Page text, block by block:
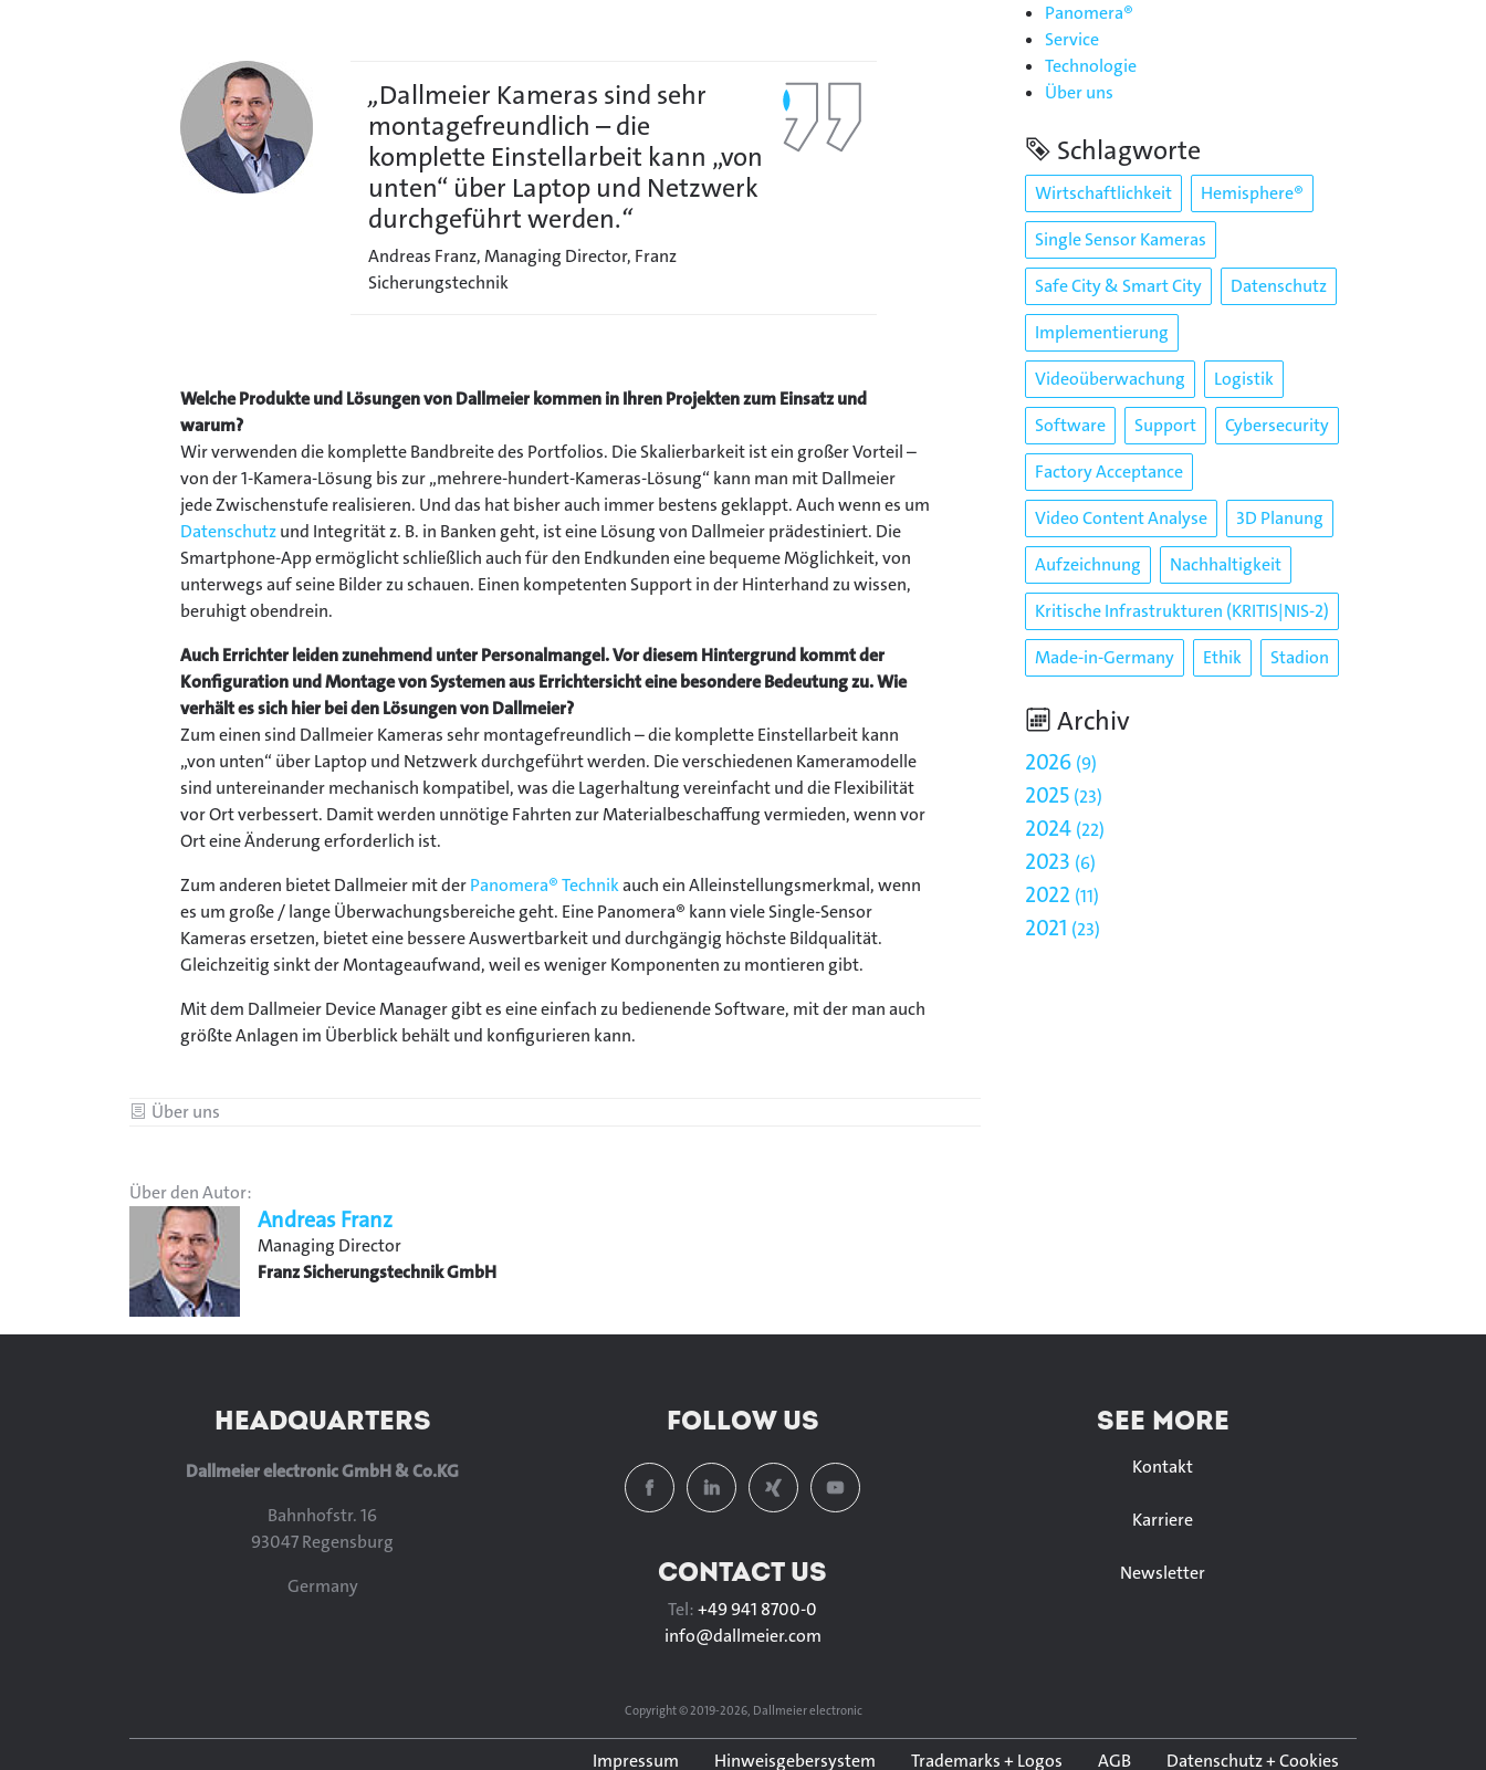
„Dallmeier Kameras sind sehr
montagefreundlich – die
komplette Einstellarbeit kann „von
unten“ über Laptop und Netzwerk
durchgeführt werden.“
Andreas Franz, Managing Director, Franz
Sicherungstechnik
Welche Produkte und Lösungen von Dallmeier kommen in Ihren Projekten zum Einsatz und
warum?
Wir verwenden die komplette Bandbreite des Portfolios. Die Skalierbarkeit ist ein großer Vorteil –
von der 1-Kamera-Lösung bis zur „mehrere-hundert-Kameras-Lösung“ kann man mit Dallmeier
jede Zwischenstufe realisieren. Und das hat bisher auch immer bestens geklappt. Auch wenn es um
Datenschutzund Integrität z. B. in Banken geht, ist eine Lösung von Dallmeier prädestiniert. Die
Smartphone-App ermöglicht schließlich auch für den Endkunden eine bequeme Möglichkeit, von
unterwegs auf seine Bilder zu schauen. Einen kompetenten Support in der Hinterhand zu wissen,
beruhigt obendrein.
Auch Errichter leiden zunehmend unter Personalmangel. Vor diesem Hintergrund kommt der
Konfiguration und Montage von Systemen aus Errichtersicht eine besondere Bedeutung zu. Wie
verhält es sich hier bei den Lösungen von Dallmeier?
Zum einen sind Dallmeier Kameras sehr montagefreundlich – die komplette Einstellarbeit kann
„von unten“ über Laptop und Netzwerk durchgeführt werden. Die verschiedenen Kameramodelle
sind untereinander mechanisch kompatibel, was die Lagerhaltung vereinfacht und die Flexibilität
vor Ort verbessert. Damit werden unnötige Fahrten zur Materialbeschaffung vermieden, wenn vor
Ort eine Änderung erforderlich ist.
Zum anderen bietet Dallmeier mit derPanomera® Technikauch ein Alleinstellungsmerkmal, wenn
es um große / lange Überwachungsbereiche geht. Eine Panomera® kann viele Single-Sensor
Kameras ersetzen, bietet eine bessere Auswertbarkeit und durchgängig höchste Bildqualität.
Gleichzeitig sinkt der Montageaufwand, weil es weniger Komponenten zu montieren gibt.
Mit dem Dallmeier Device Manager gibt es eine einfach zu bedienende Software, mit der man auch
größte Anlagen im Überblick behält und konfigurieren kann.
Kategorie
Über uns
Über den Autor:
Andreas Franz
Managing Director
Franz Sicherungstechnik GmbH
Panomera®
Service
Technologie
Über uns
Schlagworte
Wirtschaftlichkeit
Hemisphere®
Single Sensor Kameras
Safe City & Smart City
Datenschutz
Implementierung
Videoüberwachung
Logistik
Software
Support
Cybersecurity
Factory Acceptance
Video Content Analyse
3D Planung
Aufzeichnung
Nachhaltigkeit
Kritische Infrastrukturen (KRITIS|NIS-2)
Made-in-Germany
Ethik Stadion
Archiv
2026 9
2025 23
2024 22
2023 6
2022 11
2021 23
HEADQUARTERS
Dallmeier electronic GmbH & Co.KG
Bahnhofstr. 16
93047 Regensburg
Germany
FOLLOW US
CONTACT US
Tel:+49 941 8700-0
info@dallmeier.com
SEE MORE
Kontakt
Karriere
Newsletter
Copyright © 2019-2026, Dallmeier electronic
Impressum Hinweisgebersystem Trademarks + Logos AGB Datenschutz + Cookies